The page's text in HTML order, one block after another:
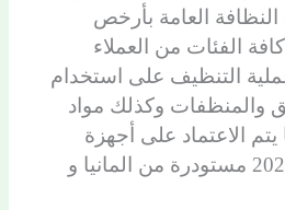
النظافة العامة بأرخص
الفئات من العملاء
التنظيف على استخدام
والمنظفات وكذلك مواد
يتم الاعتماد على أجهزة
البخار الحديثه لعام 2026 مستودرة من المانيا و